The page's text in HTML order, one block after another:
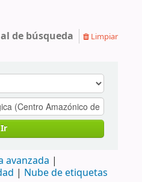
de búsqueda Limpiar
Ir
avanzada
Nube de etiquetas